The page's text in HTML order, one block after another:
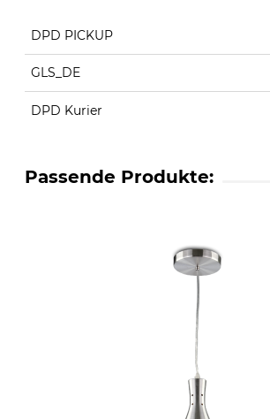
DPD PICKUP
GLS_DE
DPD Kurier
Passende Produkte: